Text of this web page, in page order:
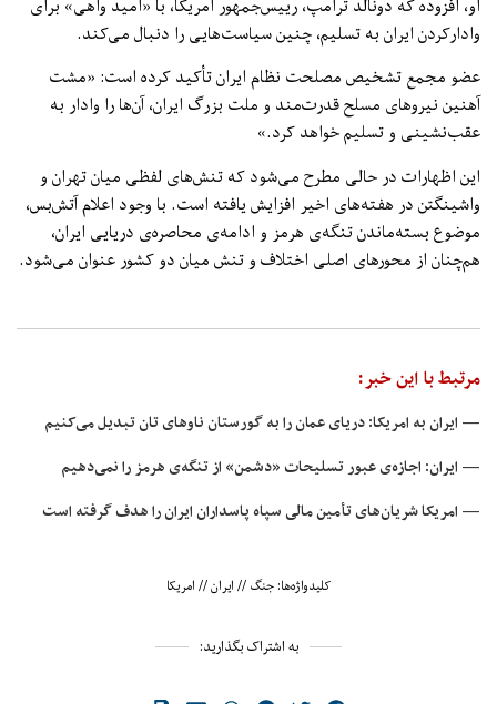
وادارکردن ایران به تسلیم، چنین سیاست‌هایی را دنبال می‌کند.
عضو مجمع تشخیص مصلحت نظام ایران تأکید کرده است: «مشت
آهنین نیروهای مسلح قدرت‌مند و ملت بزرگ ایران، آن‌ها را وادار به
عقب‌نشینی و تسلیم خواهد کرد.»
این اظهارات در حالی مطرح می‌شود که تنش‌های لفظی میان تهران و
واشینگتن در هفته‌های اخیر افزایش یافته است. با وجود اعلام آتش‌بس،
موضوع بسته‌ماندن تنگه‌ی هرمز و ادامه‌ی محاصره‌ی دریایی ایران،
هم‌چنان از محورهای اصلی اختلاف و تنش میان دو کشور عنوان می‌شود.
مرتبط با این خبر:
— ایران به امریکا: دریای عمان را به گورستان ناوهای ‌تان تبدیل می‌کنیم
— ایران: اجازه‌ی عبور تسلیحات «دشمن» از تنگه‌ی هرمز را نمی‌دهیم
— امریکا شریان‌های تأمین مالی سپاه پاسداران ایران را هدف گرفته است
کلیدواژه‌ها:جنگ//ایران//امریکا
به اشتراک بگذارید: